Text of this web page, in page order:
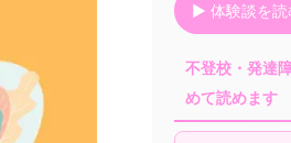
▶ 体験談を読
不登校・発達
めて読めます